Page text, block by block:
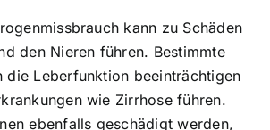
kann zu Schäden
den Nieren führen. Bestimmte
die Leberfunktion beeinträchtigen
wie Zirrhose führen.
ebenfalls geschädigt werden,